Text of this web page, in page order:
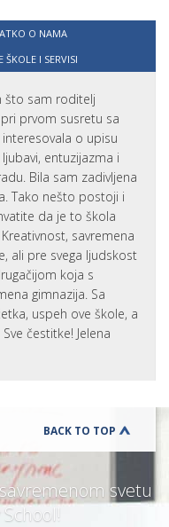
O NAMA
ŠKOLE I SERVISI
što sam roditelj
prvom susretu sa
o upisu
entuzijazma i
Bila sam zadivljena
Tako nešto postoji i
da je to škola
savremena
ali pre svega ljudskost
koja s
gimnazija. Sa
uspeh ove škole, a
čestitke! Jelena
BACK TO TOP
svetu